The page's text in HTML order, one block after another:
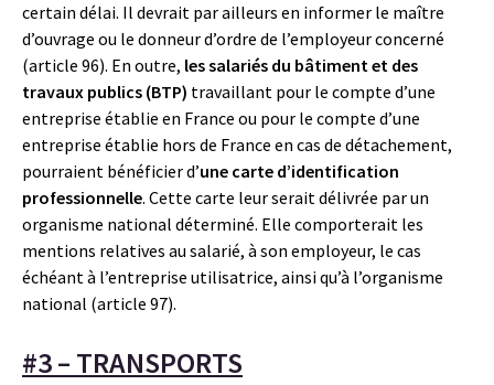
certain délai. Il devrait par ailleurs en informer le maître
d’ouvrage ou le donneur d’ordre de l’employeur concerné
(article 96). En outre, les salariés du bâtiment et des
travaux publics (BTP) travaillant pour le compte d’une
entreprise établie en France ou pour le compte d’une
entreprise établie hors de France en cas de détachement,
pourraient bénéficier d’une carte d’identification
professionnelle. Cette carte leur serait délivrée par un
organisme national déterminé. Elle comporterait les
mentions relatives au salarié, à son employeur, le cas
échéant à l’entreprise utilisatrice, ainsi qu’à l’organisme
national (article 97).
#3 – TRANSPORTS